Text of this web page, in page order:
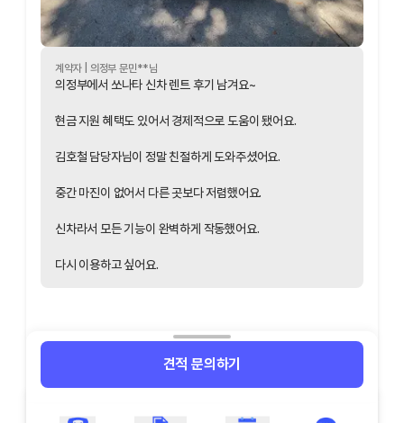
계약자 | 의정부 문민**님
의정부에서 쏘나타 신차 렌트 후기 남겨요~
현금 지원 혜택도 있어서 경제적으로 도움이 됐어요.
김호철 담당자님이 정말 친절하게 도와주셨어요.
중간 마진이 없어서 다른 곳보다 저렴했어요.
신차라서 모든 기능이 완벽하게 작동했어요.
다시 이용하고 싶어요.
견적 문의하기